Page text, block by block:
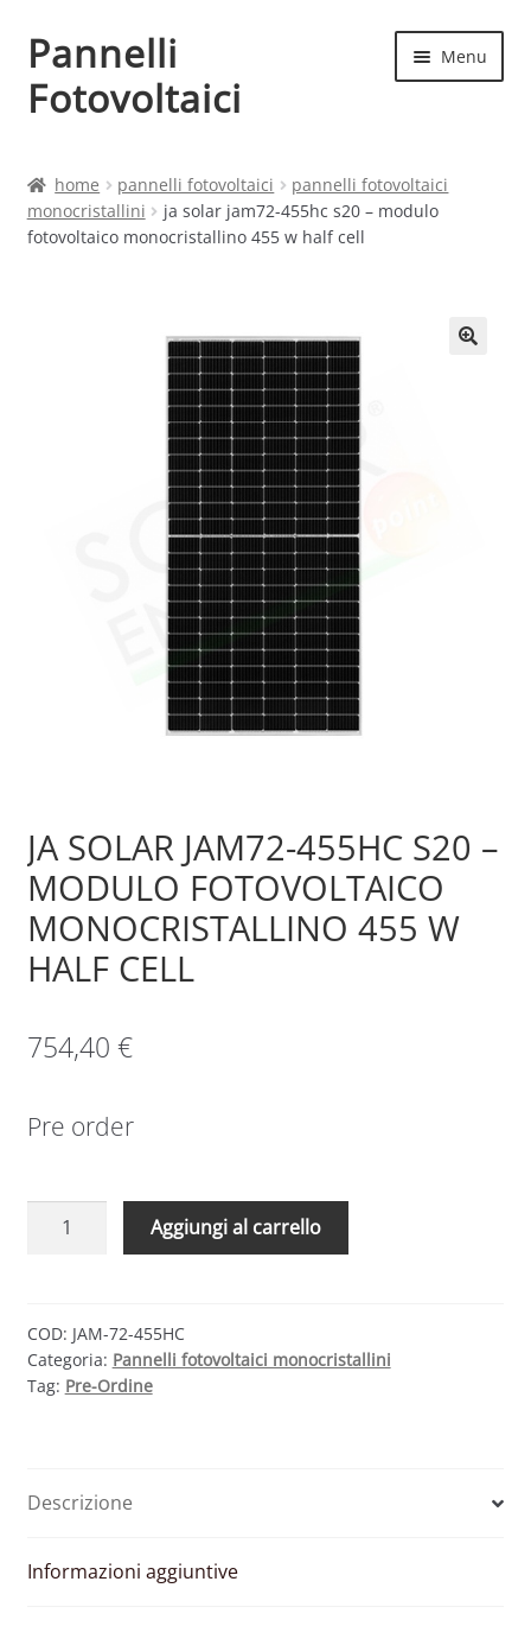
Vai
alla
navigazione
Vai
al
contenuto
Pannelli
Fotovoltaici
Menu
Cart
home pannelli fotovoltaici
pannelli fotovoltaici
monocristallini
ja solar jam72-455hc s20 – modulo
fotovoltaico monocristallino 455 w half cell
JA SOLAR JAM72-455HC S20 –
MODULO FOTOVOLTAICO
MONOCRISTALLINO 455 W
HALF CELL
754,40 €
Pre order
S20
–
MODULO
W
CELL
Aggiungi al carrello
COD: JAM-72-455HC
Categoria: Pannelli fotovoltaici monocristallini
Tag: Pre-Ordine
Descrizione
Informazioni aggiuntive